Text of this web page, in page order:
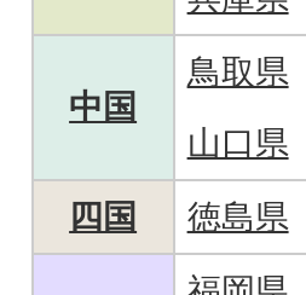
中国
鳥取県
山口県
四国
徳島県